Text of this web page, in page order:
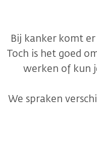
Bij kanker komt
Toch is het goed
werken of kun
We spraken